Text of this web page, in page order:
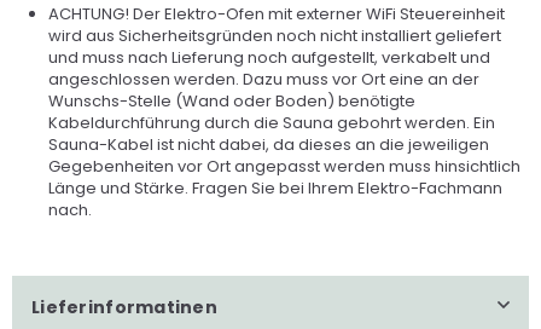
ACHTUNG! Der Elektro-Ofen mit externer WiFi Steuereinheit
wird aus Sicherheitsgründen noch nicht installiert geliefert
und muss nach Lieferung noch aufgestellt, verkabelt und
angeschlossen werden. Dazu muss vor Ort eine an der
Wunschs-Stelle (Wand oder Boden) benötigte
Kabeldurchführung durch die Sauna gebohrt werden. Ein
Sauna-Kabel ist nicht dabei, da dieses an die jeweiligen
Gegebenheiten vor Ort angepasst werden muss hinsichtlich
Länge und Stärke. Fragen Sie bei Ihrem Elektro-Fachmann
nach.
Lieferinformatinen